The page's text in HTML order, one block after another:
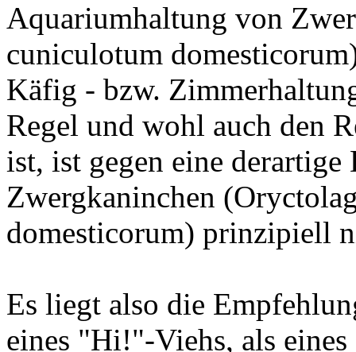
Aquariumhaltung von
cuniculotum
Käfig - bzw.
Regel und wohl auch den
ist, ist gegen eine
Zwergkaninchen
domesticorum) prinzipiell
Es liegt also die
eines "Hi!"-Viehs, als